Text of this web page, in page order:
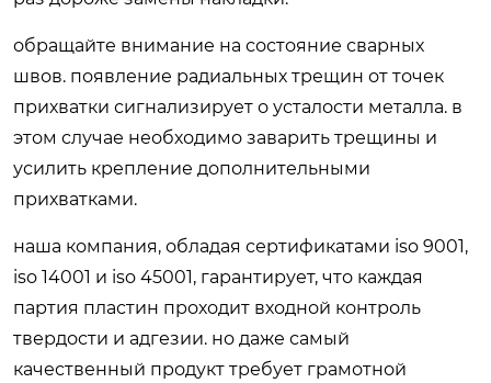
обращайте внимание на состояние сварных
швов. появление радиальных трещин от точек
прихватки сигнализирует о усталости металла. в
этом случае необходимо заварить трещины и
усилить крепление дополнительными
прихватками.
наша компания, обладая сертификатами iso 9001,
iso 14001 и iso 45001, гарантирует, что каждая
партия пластин проходит входной контроль
твердости и адгезии. но даже самый
качественный продукт требует грамотной